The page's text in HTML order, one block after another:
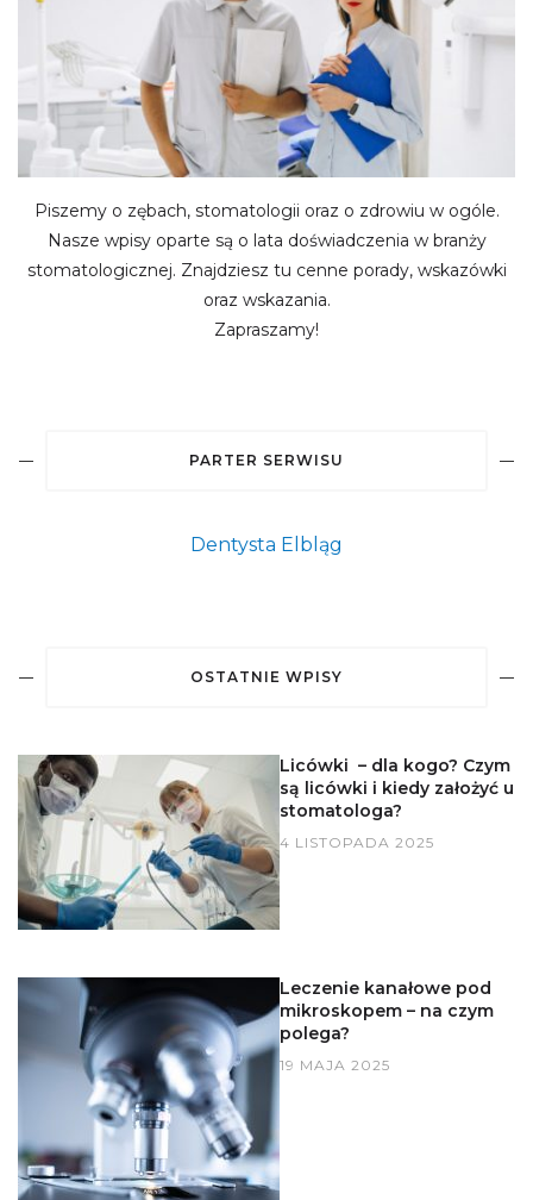
Piszemy o zębach, stomatologii oraz o zdrowiu w ogóle.
Nasze wpisy oparte są o lata doświadczenia w branży
stomatologicznej. Znajdziesz tu cenne porady, wskazówki
oraz wskazania.
Zapraszamy!
PARTER SERWISU
Dentysta Elbląg
OSTATNIE WPISY
Licówki – dla kogo? Czym
są licówki i kiedy założyć u
stomatologa?
4 LISTOPADA 2025
Leczenie kanałowe pod
mikroskopem – na czym
polega?
19 MAJA 2025